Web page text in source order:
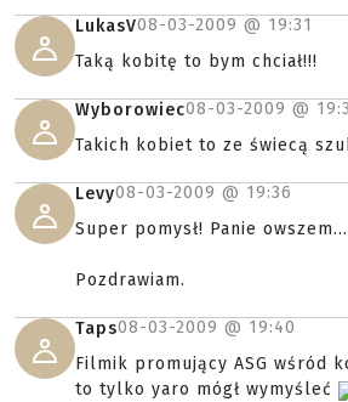
LukasV08-03-2009 @ 19:31
Taką kobitę to bym chciał!!!
Wyborowiec08-03-2009 @
Takich kobiet to ze świecą
Levy08-03-2009 @ 19:36
Super pomysł! Panie
Pozdrawiam.
Taps08-03-2009 @ 19:40
Filmik promujący ASG wśród
to tylko yaro mógł wymyśleć